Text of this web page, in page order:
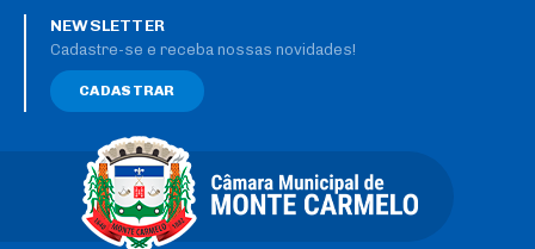
NEWSLETTER
Cadastre-se e receba nossas novidades!
CADASTRAR